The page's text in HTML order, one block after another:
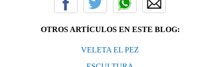
OTROS ARTÍCULOS EN ESTE BLOG:
VELETA EL PEZ